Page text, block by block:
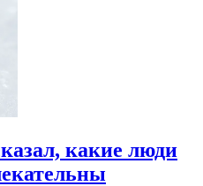
какие люди